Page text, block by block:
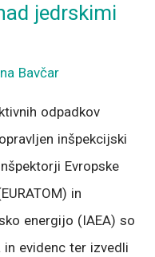
jedrskimi
Bavčar
odpadkov
inšpekcijski
Evropske
in
energijo (IAEA) so
evidenc ter izvedli